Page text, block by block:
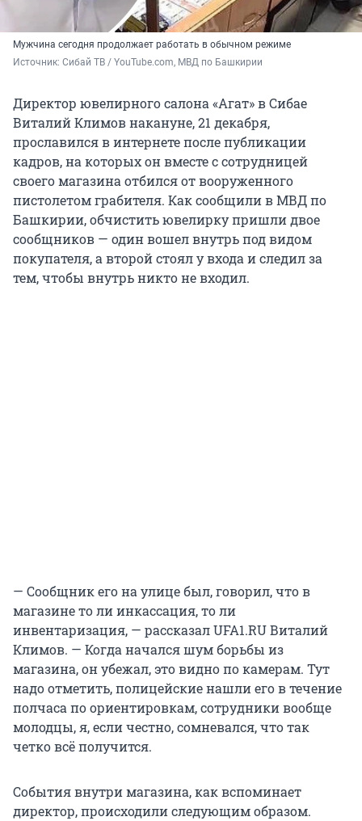
Мужчина сегодня продолжает работать в обычном режиме
Источник: Сибай ТВ / YouTube.com, МВД по Башкирии
Директор ювелирного салона «Агат» в Сибае
Виталий Климов накануне, 21 декабря,
прославился в интернете после публикации
кадров, на которых он вместе с сотрудницей
своего магазина отбился от вооруженного
пистолетом грабителя. Как сообщили в МВД по
Башкирии, обчистить ювелирку пришли двое
сообщников — один вошел внутрь под видом
покупателя, а второй стоял у входа и следил за
тем, чтобы внутрь никто не входил.
— Сообщник его на улице был, говорил, что в
магазине то ли инкассация, то ли
инвентаризация, — рассказал UFA1.RU Виталий
Климов. — Когда начался шум борьбы из
магазина, он убежал, это видно по камерам. Тут
надо отметить, полицейские нашли его в течение
полчаса по ориентировкам, сотрудники вообще
молодцы, я, если честно, сомневался, что так
четко всё получится.
События внутри магазина, как вспоминает
директор, происходили следующим образом.